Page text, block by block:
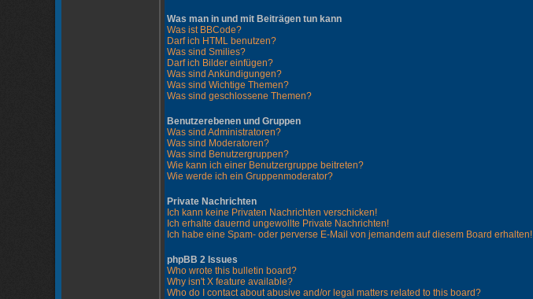
Was man in und mit Beiträgen tun kann
Was ist BBCode?
Darf ich HTML benutzen?
Was sind Smilies?
Darf ich Bilder einfügen?
Was sind Ankündigungen?
Was sind Wichtige Themen?
Was sind geschlossene Themen?
Benutzerebenen und Gruppen
Was sind Administratoren?
Was sind Moderatoren?
Was sind Benutzergruppen?
Wie kann ich einer Benutzergruppe beitreten?
Wie werde ich ein Gruppenmoderator?
Private Nachrichten
Ich kann keine Privaten Nachrichten verschicken!
Ich erhalte dauernd ungewollte Private Nachrichten!
Ich habe eine Spam- oder perverse E-Mail von jemandem auf diesem Board erhalten!
phpBB 2 Issues
Who wrote this bulletin board?
Why isn't X feature available?
Who do I contact about abusive and/or legal matters related to this board?